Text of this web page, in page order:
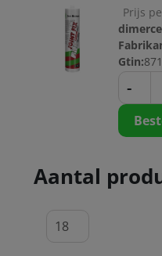
Prijs
Gtin:
-
Aantal